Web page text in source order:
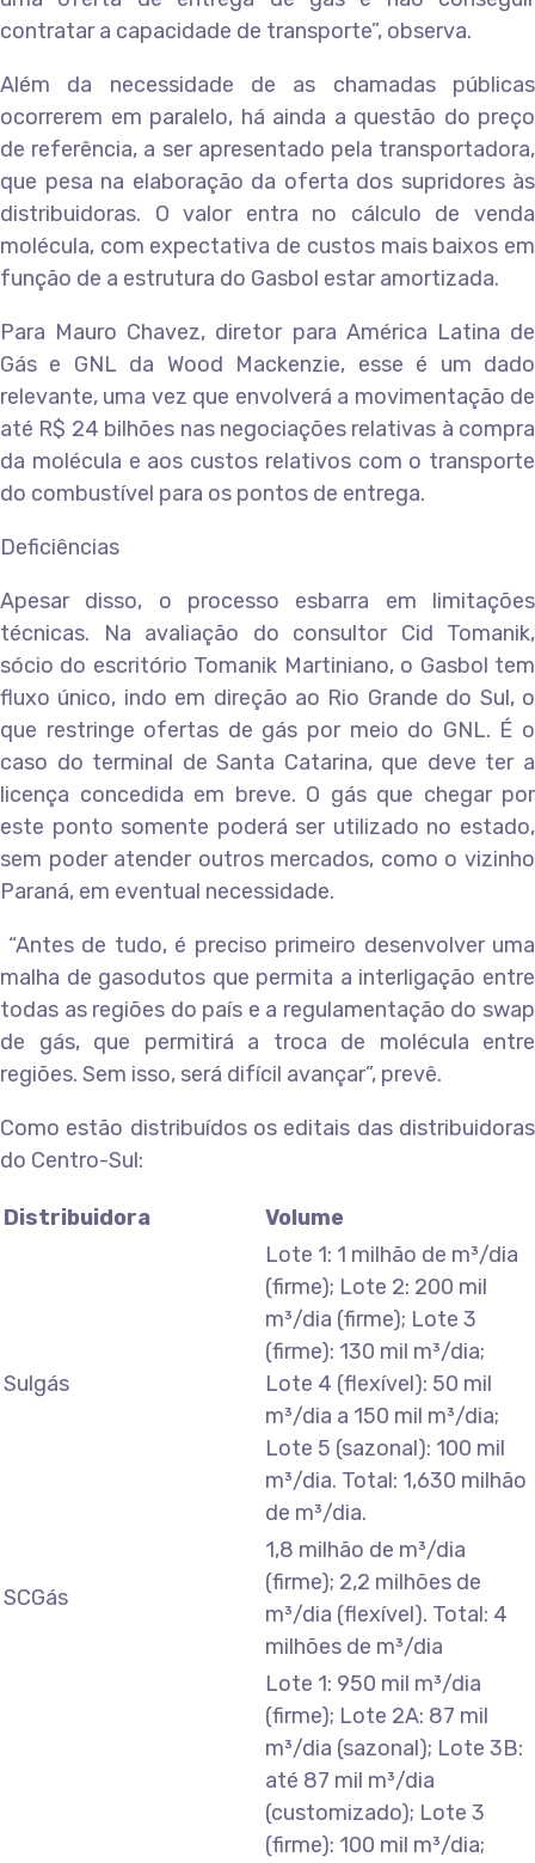
contratar a capacidade de transporte”, observa.
Além da necessidade de as chamadas públicas
ocorrerem em paralelo, há ainda a questão do preço
de referência, a ser apresentado pela transportadora,
que pesa na elaboração da oferta dos supridores às
distribuidoras. O valor entra no cálculo de venda
molécula, com expectativa de custos mais baixos em
função de a estrutura do Gasbol estar amortizada.
Para Mauro Chavez, diretor para América Latina de
Gás e GNL da Wood Mackenzie, esse é um dado
relevante, uma vez que envolverá a movimentação de
até R$ 24 bilhões nas negociações relativas à compra
da molécula e aos custos relativos com o transporte
do combustível para os pontos de entrega.
Deficiências
Apesar disso, o processo esbarra em limitações
técnicas. Na avaliação do consultor Cid Tomanik,
sócio do escritório Tomanik Martiniano, o Gasbol tem
fluxo único, indo em direção ao Rio Grande do Sul, o
que restringe ofertas de gás por meio do GNL. É o
caso do terminal de Santa Catarina, que deve ter a
licença concedida em breve. O gás que chegar por
este ponto somente poderá ser utilizado no estado,
sem poder atender outros mercados, como o vizinho
Paraná, em eventual necessidade.
“Antes de tudo, é preciso primeiro desenvolver uma
malha de gasodutos que permita a interligação entre
todas as regiões do país e a regulamentação do swap
de gás, que permitirá a troca de molécula entre
regiões. Sem isso, será difícil avançar”, prevê.
Como estão distribuídos os editais das distribuidoras
do Centro-Sul:
Distribuidora Volume
Sulgás
Lote 1: 1 milhão de m³/dia
(firme); Lote 2: 200 mil
m³/dia (firme); Lote 3
(firme): 130 mil m³/dia;
Lote 4 (flexível): 50 mil
m³/dia a 150 mil m³/dia;
Lote 5 (sazonal): 100 mil
m³/dia. Total: 1,630 milhão
de m³/dia.
SCGás
1,8 milhão de m³/dia
(firme); 2,2 milhões de
m³/dia (flexível). Total: 4
milhões de m³/dia
Lote 1: 950 mil m³/dia
(firme); Lote 2A: 87 mil
m³/dia (sazonal); Lote 3B:
até 87 mil m³/dia
(customizado); Lote 3
(firme): 100 mil m³/dia;